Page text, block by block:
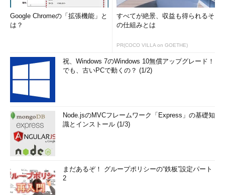
Google Chromeの「拡張機能」と
は？
すべてが絶景、収益も得られるそ
の仕組みとは
PR(COCO VILLA on GOETHE)
祝、Windows 7のWindows 10無償アップグレード！
でも、古いPCで動くの？ (1/2)
Node.jsのMVCフレームワーク「Express」の基礎知
識とインストール (1/3)
まだあるぞ！ グループポリシーの“鉄板”設定パート
2